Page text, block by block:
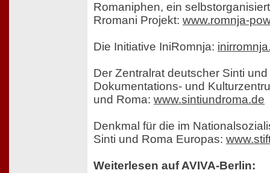
Romaniphen, ein
Rromani Projekt: www.romnja-
Die Initiative IniRomnja:
Der Zentralrat deutscher Sinti
Dokumentations- und
und Roma: www.sintiundroma.de
Denkmal für die im
Sinti und Roma Europas:
Weiterlesen auf AVIVA-Berlin: